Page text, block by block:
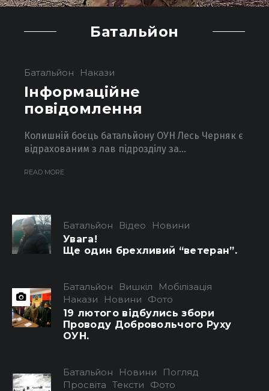
Батальйон
Батальйон Накази
Інформаційне
повідомлення
Колишній боєць батальйону ОУН Лесь Черняк є
відрахованим з лав підрозділу за...
READ MORE
Батальйон Відео
Новини
Увага!
Ще один брехливий “ветеран”.
Батальйон Вишкіл
Мобілізація
Накази
Новини
Фото
19 лютого відбулись збори
Проводу Добровольчого Руху
ОУН.
Батальйон Новини
Погляд
Просвіта Тексти
Фото